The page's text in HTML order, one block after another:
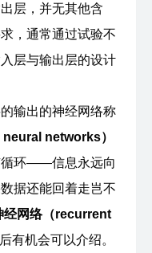
层，并无其他含
，通常通过试验不
层与输出层的设计
输出的神经网络称
networks）
循环——信息永远向
据还能回着走岂不
经网络（recurrent
有机会可以介绍。